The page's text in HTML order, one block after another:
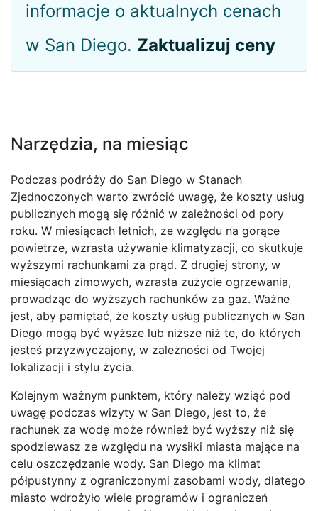
informacje o aktualnych cenach
w San Diego. Zaktualizuj ceny
Narzędzia, na miesiąc
Podczas podróży do San Diego w Stanach
Zjednoczonych warto zwrócić uwagę, że koszty usług
publicznych mogą się różnić w zależności od pory
roku. W miesiącach letnich, ze względu na gorące
powietrze, wzrasta używanie klimatyzacji, co skutkuje
wyższymi rachunkami za prąd. Z drugiej strony, w
miesiącach zimowych, wzrasta zużycie ogrzewania,
prowadząc do wyższych rachunków za gaz. Ważne
jest, aby pamiętać, że koszty usług publicznych w San
Diego mogą być wyższe lub niższe niż te, do których
jesteś przyzwyczajony, w zależności od Twojej
lokalizacji i stylu życia.
Kolejnym ważnym punktem, który należy wziąć pod
uwagę podczas wizyty w San Diego, jest to, że
rachunek za wodę może również być wyższy niż się
spodziewasz ze względu na wysiłki miasta mające na
celu oszczędzanie wody. San Diego ma klimat
półpustynny z ograniczonymi zasobami wody, dlatego
miasto wdrożyło wiele programów i ograniczeń